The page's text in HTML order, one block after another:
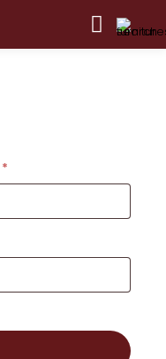
*Gerekli